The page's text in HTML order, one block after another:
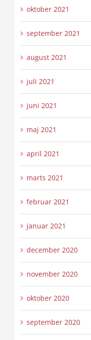
oktober 2021
september 2021
august 2021
juli 2021
juni 2021
maj 2021
april 2021
marts 2021
februar 2021
januar 2021
december 2020
november 2020
oktober 2020
september 2020